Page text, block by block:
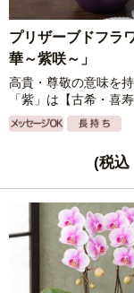
プリザーブドフラ
華～紫咲～」
高貴・尊敬の意味を
「紫」は【古希・喜
(税込